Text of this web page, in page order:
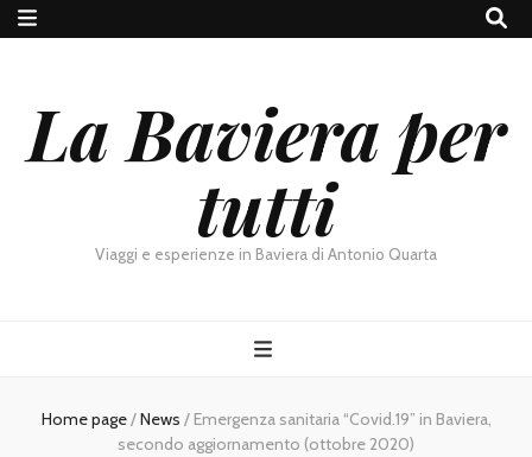
La Baviera per
tutti
Viaggi e esperienze in Baviera di Antonio Quarta
Home page/News / Emergenza sanitaria “Covid.19” in Baviera,
secondo aggiornamento (ottobre 2020)